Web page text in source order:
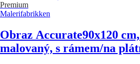
Premium
Malerifabrikken
Obraz Accurate90x120
malovaný, s rámem/na